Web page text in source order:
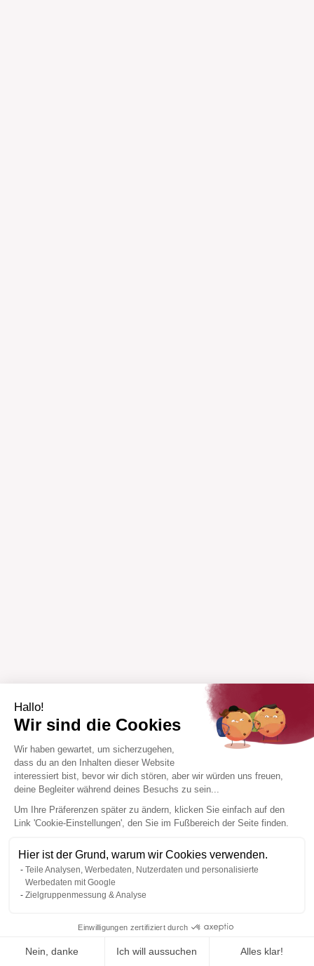
Hallo!
Wir sind die Cookies
Wir haben gewartet, um sicherzugehen,
dass du an den Inhalten dieser Website
interessiert bist, bevor wir dich stören, aber wir würden uns freuen,
deine Begleiter während deines Besuchs zu sein...
Um Ihre Präferenzen später zu ändern, klicken Sie einfach auf den
Link 'Cookie-Einstellungen', den Sie im Fußbereich der Seite finden.
Hier ist der Grund, warum wir Cookies verwenden.
Teile Analysen, Werbedaten, Nutzerdaten und personalisierte
Werbedaten mit Google
Zielgruppenmessung & Analyse
Einwilligungen zertifiziert durch
Nein, danke Ich will aussuchen Alles klar!
Zur Wishlist